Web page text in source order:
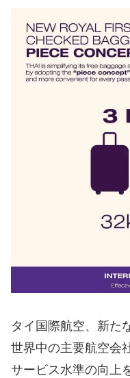
タイ国際航空、新た
世界中の主要航空会
サービス水準の向上